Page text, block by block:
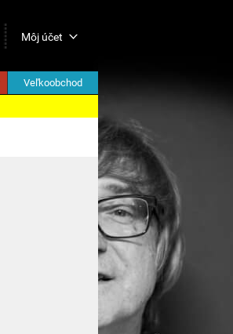
Môj účet
Veľkoobchod